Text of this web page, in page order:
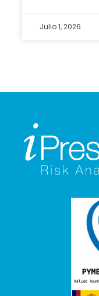
Julio 1, 2026